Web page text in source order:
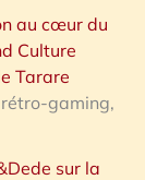
au cœur du
Culture
Tarare
gaming,
sur la